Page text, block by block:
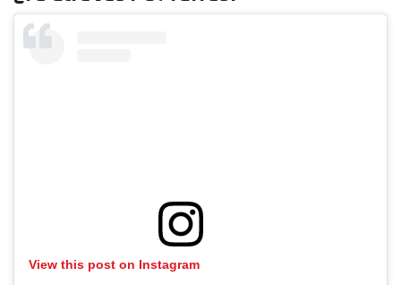
View this post on Instagram